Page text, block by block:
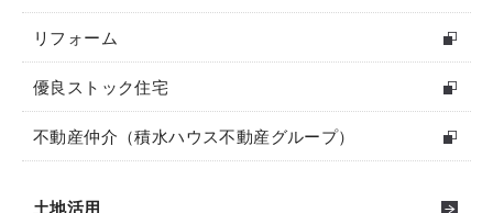
リフォーム
優良ストック住宅
不動産仲介（積水ハウス不動産グループ）
土地活用